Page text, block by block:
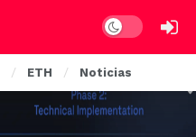
Dark mode
ETH Noticias